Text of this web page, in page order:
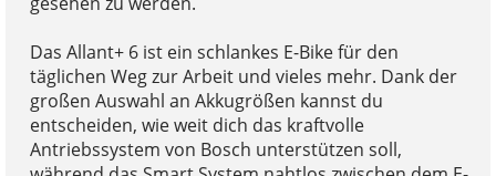
Das Allant+ 6 ist ein schlankes E-Bike für den
täglichen Weg zur Arbeit und vieles mehr. Dank der
großen Auswahl an Akkugrößen kannst du
entscheiden, wie weit dich das kraftvolle
Antriebssystem von Bosch unterstützen soll,